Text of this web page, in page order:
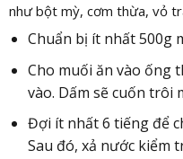
như bột mỳ, cơm thừa, vỏ
Chuẩn bị ít nhất 500g
Cho muối ăn vào ống
vào. Dấm sẽ cuốn trôi
Đợi ít nhất 6 tiếng để
Sau đó, xả nước kiểm